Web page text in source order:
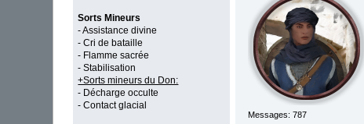
Sorts Mineurs
- Assistance divine
- Cri de bataille
- Flamme sacrée
- Stabilisation
+Sorts mineurs du Don:
- Décharge occulte
- Contact glacial
Messages: 787